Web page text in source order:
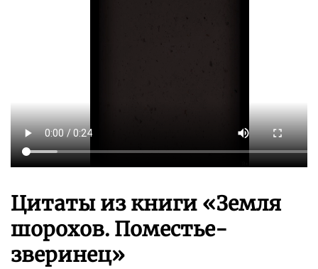
Цитаты из книги «Земля
шорохов. Поместье-
зверинец»